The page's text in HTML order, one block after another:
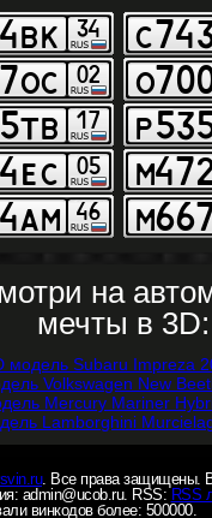
на
мечты в 3D:
. Все права защищены.
admin@ucob.ru. RSS: RSS
винкодов более: 500000.